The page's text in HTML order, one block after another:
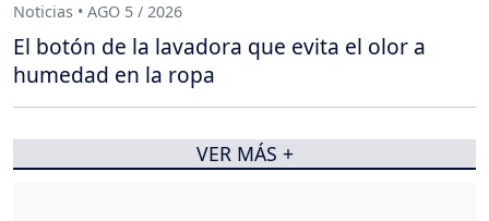
Noticias • AGO 5 / 2026
El botón de la lavadora que evita el olor a
humedad en la ropa
VER MÁS +